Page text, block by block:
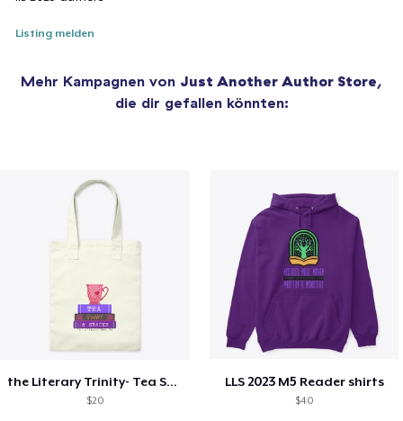
Listing melden
Mehr Kampagnen von Just Another Author Store,
die dir gefallen könnten:
the Literary Trinity- Tea Style!
$20
LLS 2023 M5 Reader shirts
$40